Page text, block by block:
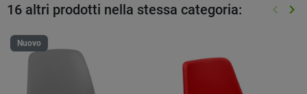
16 altri prodotti nella stessa categoria: keyboard_arrow_left keyboard_arrow_right
Nuovo